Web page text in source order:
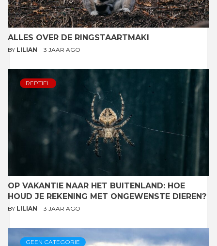
ALLES OVER DE RINGSTAARTMAKI
BY LILIAN 3 JAAR AGO
REPTIEL
OP VAKANTIE NAAR HET BUITENLAND: HOE
HOUD JE REKENING MET ONGEWENSTE DIEREN?
BY LILIAN 3 JAAR AGO
GEEN CATEGORIE